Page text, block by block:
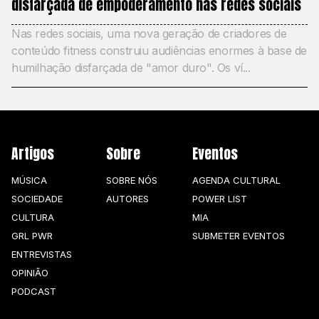
disfarçada de empoderamento nas redes sociais
Nas redes sociais, uma nova geração de criadores de
conteúdo fitness construiu audiências enormes à base de
humilhação disfarçada de "amor duro". Os ví...
Artigos
MÚSICA
SOCIEDADE
CULTURA
GRL PWR
ENTREVISTAS
OPINIÃO
PODCAST
Sobre
SOBRE NÓS
AUTORES
Eventos
AGENDA CULTURAL
POWER LIST
MIA
SUBMETER EVENTOS